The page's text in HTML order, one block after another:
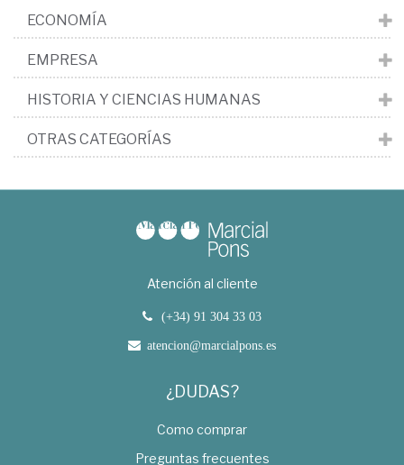
ECONOMÍA
EMPRESA
HISTORIA Y CIENCIAS HUMANAS
OTRAS CATEGORÍAS
Atención al cliente
(+34) 91 304 33 03
atencion@marcialpons.es
¿DUDAS?
Como comprar
Preguntas frecuentes